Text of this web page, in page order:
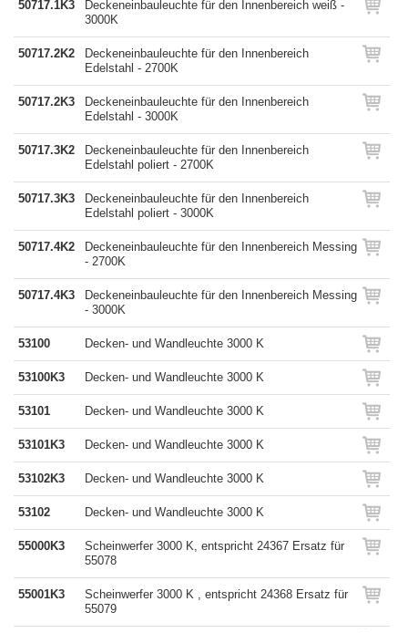
50717.1K3
Deckeneinbauleuchte für den Innenbereich weiß -
3000K
50717.2K2
Deckeneinbauleuchte für den Innenbereich
Edelstahl - 2700K
50717.2K3
Deckeneinbauleuchte für den Innenbereich
Edelstahl - 3000K
50717.3K2
Deckeneinbauleuchte für den Innenbereich
Edelstahl poliert - 2700K
50717.3K3
Deckeneinbauleuchte für den Innenbereich
Edelstahl poliert - 3000K
50717.4K2
Deckeneinbauleuchte für den Innenbereich Messing
- 2700K
50717.4K3
Deckeneinbauleuchte für den Innenbereich Messing
- 3000K
53100 Decken- und Wandleuchte 3000 K
53100K3 Decken- und Wandleuchte 3000 K
53101 Decken- und Wandleuchte 3000 K
53101K3 Decken- und Wandleuchte 3000 K
53102K3 Decken- und Wandleuchte 3000 K
53102 Decken- und Wandleuchte 3000 K
55000K3
Scheinwerfer 3000 K, entspricht 24367 Ersatz für
55078
55001K3
Scheinwerfer 3000 K , entspricht 24368 Ersatz für
55079